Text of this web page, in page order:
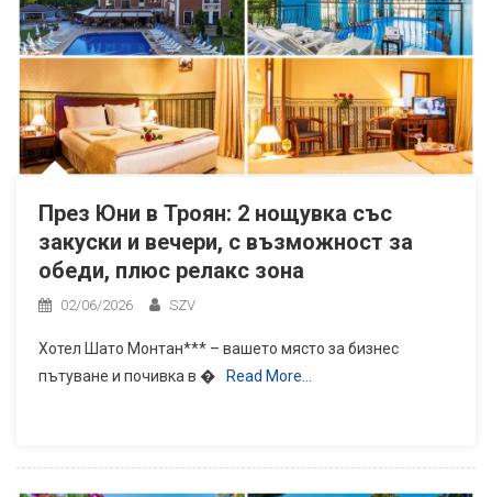
През Юни в Троян: 2 нощувка със
закуски и вечери, с възможност за
обеди, плюс релакс зона
02/06/2026 SZV
Хотел Шато Монтан*** – вашето място за бизнес
пътуване и почивка в �
Read More…